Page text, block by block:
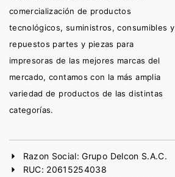
comercialización de productos
tecnológicos, suministros, consumibles y
repuestos partes y piezas para
impresoras de las mejores marcas del
mercado, contamos con la más amplia
variedad de productos de las distintas
categorías.
Razon Social: Grupo Delcon S.A.C.
RUC: 20615254038